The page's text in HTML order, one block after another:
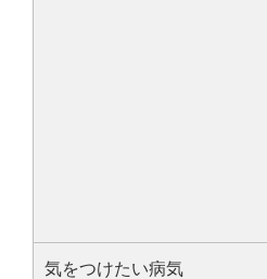
気をつけたい病気